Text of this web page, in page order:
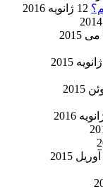
12 ژانویه 2016